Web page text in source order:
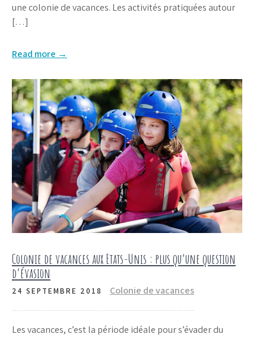
une colonie de vacances. Les activités pratiquées autour
[…]
Read more →
Colonie de vacances aux Etats-Unis : plus qu’une question
d’évasion
24 SEPTEMBRE 2018 Colonie de vacances
Les vacances, c’est la période idéale pour s’évader du